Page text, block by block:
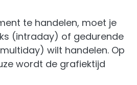
te handelen, moet je
(intraday) of gedurende
wilt handelen. Op
wordt de grafiektijd